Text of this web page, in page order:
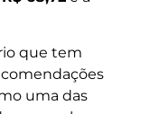
que tem
uma das